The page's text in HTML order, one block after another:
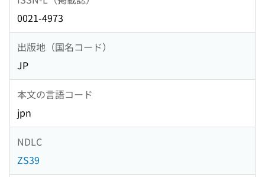
0021-4973
出版地（国名コード）
JP
本文の言語コード
jpn
NDLC
ZS39